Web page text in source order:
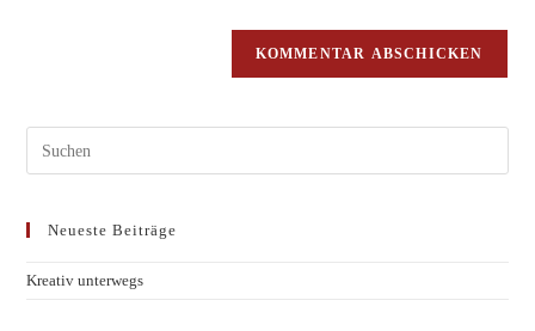
Neueste Beiträge
Kreativ unterwegs